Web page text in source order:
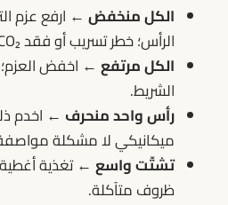
الكل منخفض ← ارفع عزم
الرأس؛ خطر تسريب أو فقد CO₂.
الكل مرتفع ← اخفض
الشريط.
رأس واحد منحرف ← اخدم
ميكانيكي لا مشكلة
تشتّت واسع ← تغذية
ظروف متآكلة.